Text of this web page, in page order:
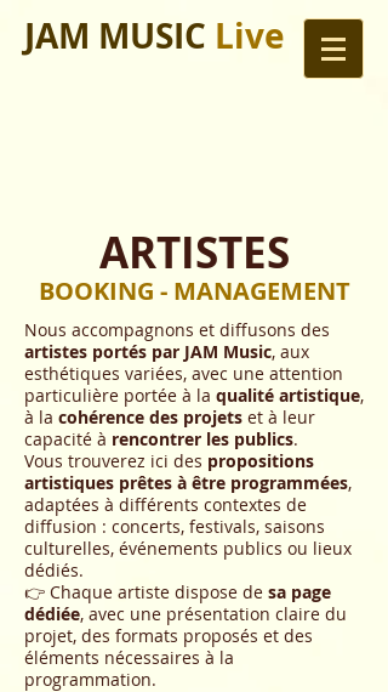
JAM MUSIC Live
ARTISTES
BOOKING - MANAGEMENT
Nous accompagnons et diffusons des
artistes portés par JAM Music, aux
esthétiques variées, avec une attention
particulière portée à la qualité artistique,
à la cohérence des projets et à leur
capacité à rencontrer les publics.
Vous trouverez ici des propositions
artistiques prêtes à être programmées,
adaptées à différents contextes de
diffusion : concerts, festivals, saisons
culturelles, événements publics ou lieux
dédiés.
👉 Chaque artiste dispose de sa page
dédiée, avec une présentation claire du
projet, des formats proposés et des
éléments nécessaires à la
programmation.